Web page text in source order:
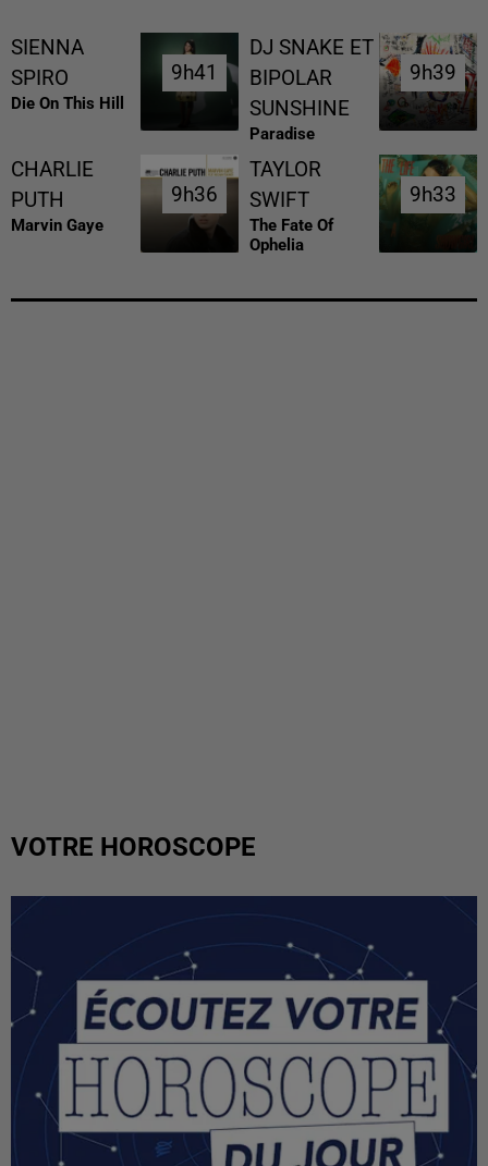
SIENNA
SPIRO
Die On This Hill
9h41
9h41
DJ SNAKE ET
BIPOLAR
SUNSHINE
Paradise
9h39
9h39
CHARLIE
PUTH
Marvin Gaye
9h36
9h36
TAYLOR
SWIFT
The Fate Of
Ophelia
9h33
9h33
VOTRE HOROSCOPE